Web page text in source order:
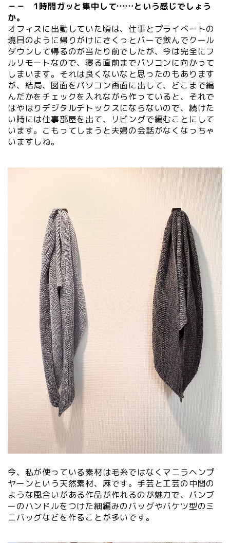
－－ 1時間ガッと集中して……という感じでしょう
か。
オフィスに出勤していた頃は、仕事とプライベートの
境目のように帰りがけにさくっとバーで飲んでクール
ダウンして帰るのが当たり前でしたが、今は完全にフ
ルリモートなので、寝る直前までパソコンに向かって
しまいます。それは良くないなと思ったのもあります
が、結局、図面をパソコン画面に出して、どこまで編
んだかをチェックを入れながら作っていると、それで
はやはりデジタルデトックスにならないので、続けた
い時には仕事部屋を出て、リビングで編むことにして
います。こもってしまうと夫婦の会話がなくなっちゃ
いますしね。
今、私が使っている素材は毛糸ではなくマニラヘンプ
ヤーンという天然素材、麻です。手芸と工芸の中間の
ような風合いがある作品が作れるのが魅力で、バンブ
ーのハンドルをつけた細編みのバッグやバケツ型のミ
ニバッグなどを作ることが多いです。